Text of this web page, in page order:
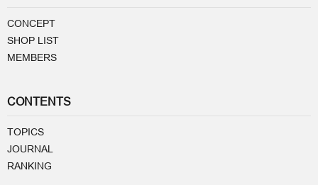
CONCEPT
SHOP LIST
MEMBERS
CONTENTS
TOPICS
JOURNAL
RANKING